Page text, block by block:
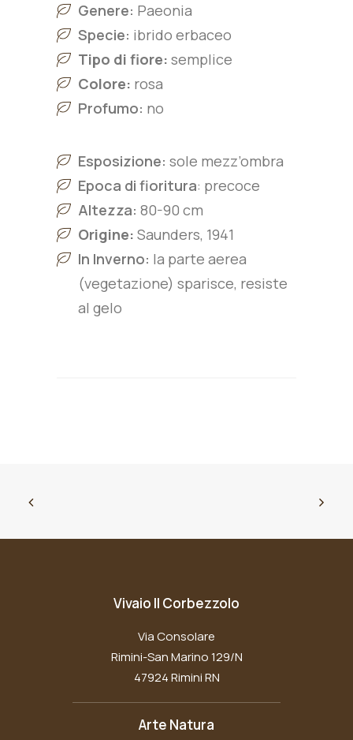
Genere: Paeonia
Specie: ibrido erbaceo
Tipo di fiore: semplice
Colore: rosa
Profumo: no
Esposizione: sole mezz’ombra
Epoca di fioritura: precoce
Altezza: 80-90 cm
Origine: Saunders, 1941
In Inverno: la parte aerea
(vegetazione) sparisce, resiste
al gelo
Vivaio Il Corbezzolo
Via Consolare
Rimini-San Marino 129/N
47924 Rimini RN
Arte Natura